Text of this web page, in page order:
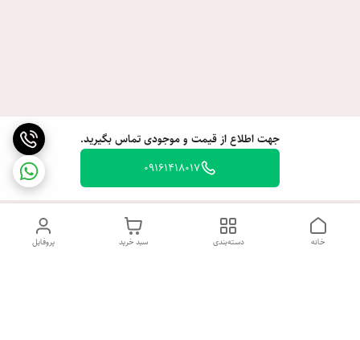
جهت اطلاع از قیمت و موجودی تماس بگیرید.
09161418017
پروفایل سبد خرید دسته‌بندی خانه